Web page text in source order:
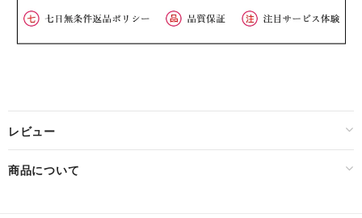
レビュー
商品について